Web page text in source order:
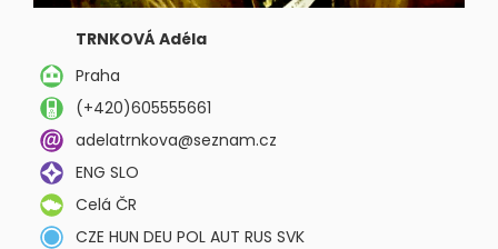
TRNKOVÁ Adéla
Praha
(+420)605555661
adelatrnkova@seznam.cz
ENG SLO
Celá ČR
CZE HUN DEU POL AUT RUS SVK